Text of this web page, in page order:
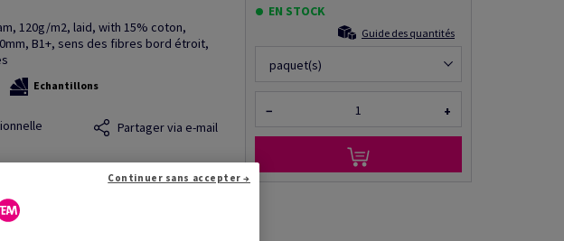
120g/m2, laid, with 15% coton,
B1+, sens des fibres bord étroit,
Echantillons
Partager via e-mail
EN STOCK
Guide des quantités
paquet(s)
− +
Continuer sans accepter →